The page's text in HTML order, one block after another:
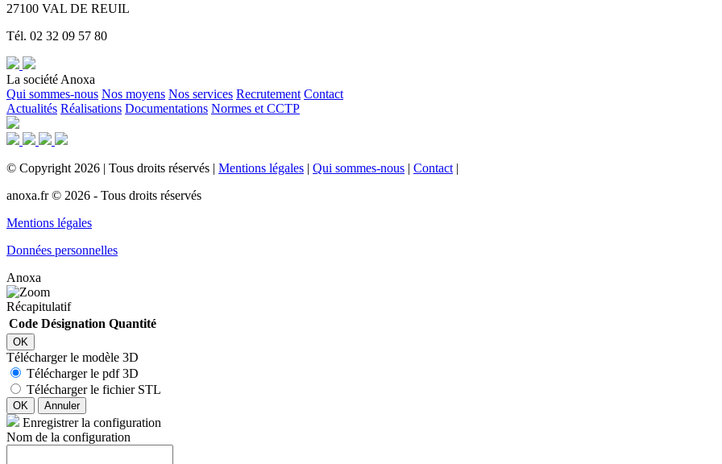
27100 VAL DE REUIL
Tél. 02 32 09 57 80
La société Anoxa
Qui sommes-nous Nos moyens Nos services Recrutement Contact
Actualités Réalisations Documentations Normes et CCTP
© Copyright 2026 | Tous droits réservés | Mentions légales | Qui sommes-nous | Contact |
anoxa.fr © 2026 - Tous droits réservés
Mentions légales
Données personnelles
Anoxa
Récapitulatif
Code Désignation Quantité
OK
Télécharger le modèle 3D
Télécharger le pdf 3D
Télécharger le fichier STL
OK Annuler
Enregistrer la configuration
Nom de la configuration